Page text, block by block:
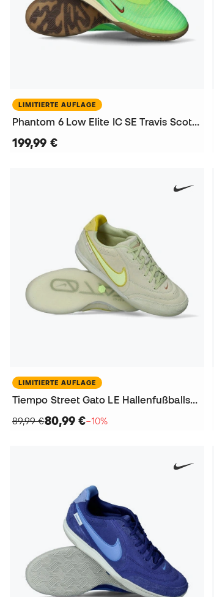
LIMITIERTE AUFLAGE
Phantom 6 Low Elite IC SE Travis Scott Hallenfußballschuhe
199,99 €
LIMITIERTE AUFLAGE
Tiempo Street Gato LE Hallenfußballschuhe
89,99 €80,99 €−10%